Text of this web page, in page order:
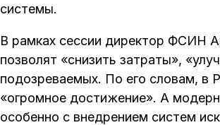
системы.
В рамках сессии директор ФСИН
позволят «снизить затраты»,
подозреваемых. По его словам, в
«огромное достижение». А
особенно с внедрением систем